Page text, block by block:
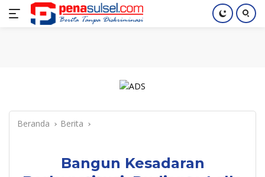
Langsung
Home Nasional Pendidikan Index
Beranda Berita
Bangun Kesadaran